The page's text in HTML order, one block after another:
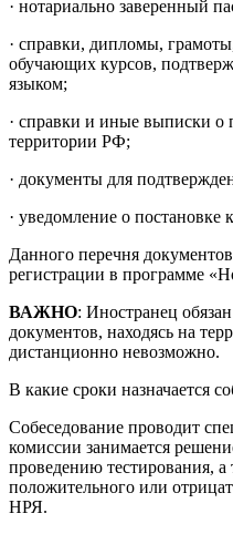
· нотариально заверенный
· справки, дипломы,
обучающих курсов,
языком;
· справки и иные выписки о
территории РФ;
· документы для
· уведомление о
Данного перечня
регистрации в программе
ВАЖНО: Иностранец
документов, находясь на
дистанционно невозможно.
В какие сроки назначается
Собеседование проводит
комиссии занимается
проведению тестирования,
положительного или
НРЯ.